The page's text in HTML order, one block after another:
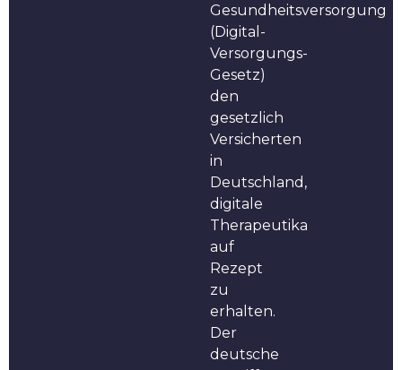
Gesundheitsversorgung
(Digital-
Versorgungs-
Gesetz)
den
gesetzlich
Versicherten
in
Deutschland,
digitale
Therapeutika
auf
Rezept
zu
erhalten.
Der
deutsche